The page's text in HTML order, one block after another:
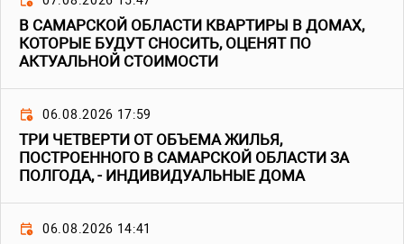
В САМАРСКОЙ ОБЛАСТИ КВАРТИРЫ В ДОМАХ,
КОТОРЫЕ БУДУТ СНОСИТЬ, ОЦЕНЯТ ПО
АКТУАЛЬНОЙ СТОИМОСТИ
06.08.2026 17:59
ТРИ ЧЕТВЕРТИ ОТ ОБЪЕМА ЖИЛЬЯ,
ПОСТРОЕННОГО В САМАРСКОЙ ОБЛАСТИ ЗА
ПОЛГОДА, - ИНДИВИДУАЛЬНЫЕ ДОМА
06.08.2026 14:41